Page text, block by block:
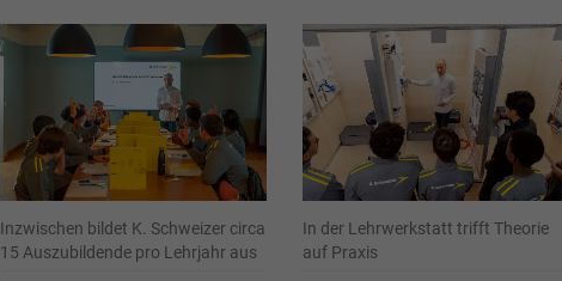
Inzwischen bildet K. Schweizer circa
15 Auszubildende pro Lehrjahr aus
In der Lehrwerkstatt trifft Theorie
auf Praxis